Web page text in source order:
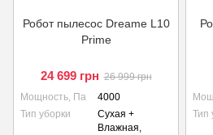
Робот пылесос Dreame L10
Prime
24 699 грн 26 999 грн
Мощность, Па
4000
Тип уборки
Сухая +
Влажная,
Тип